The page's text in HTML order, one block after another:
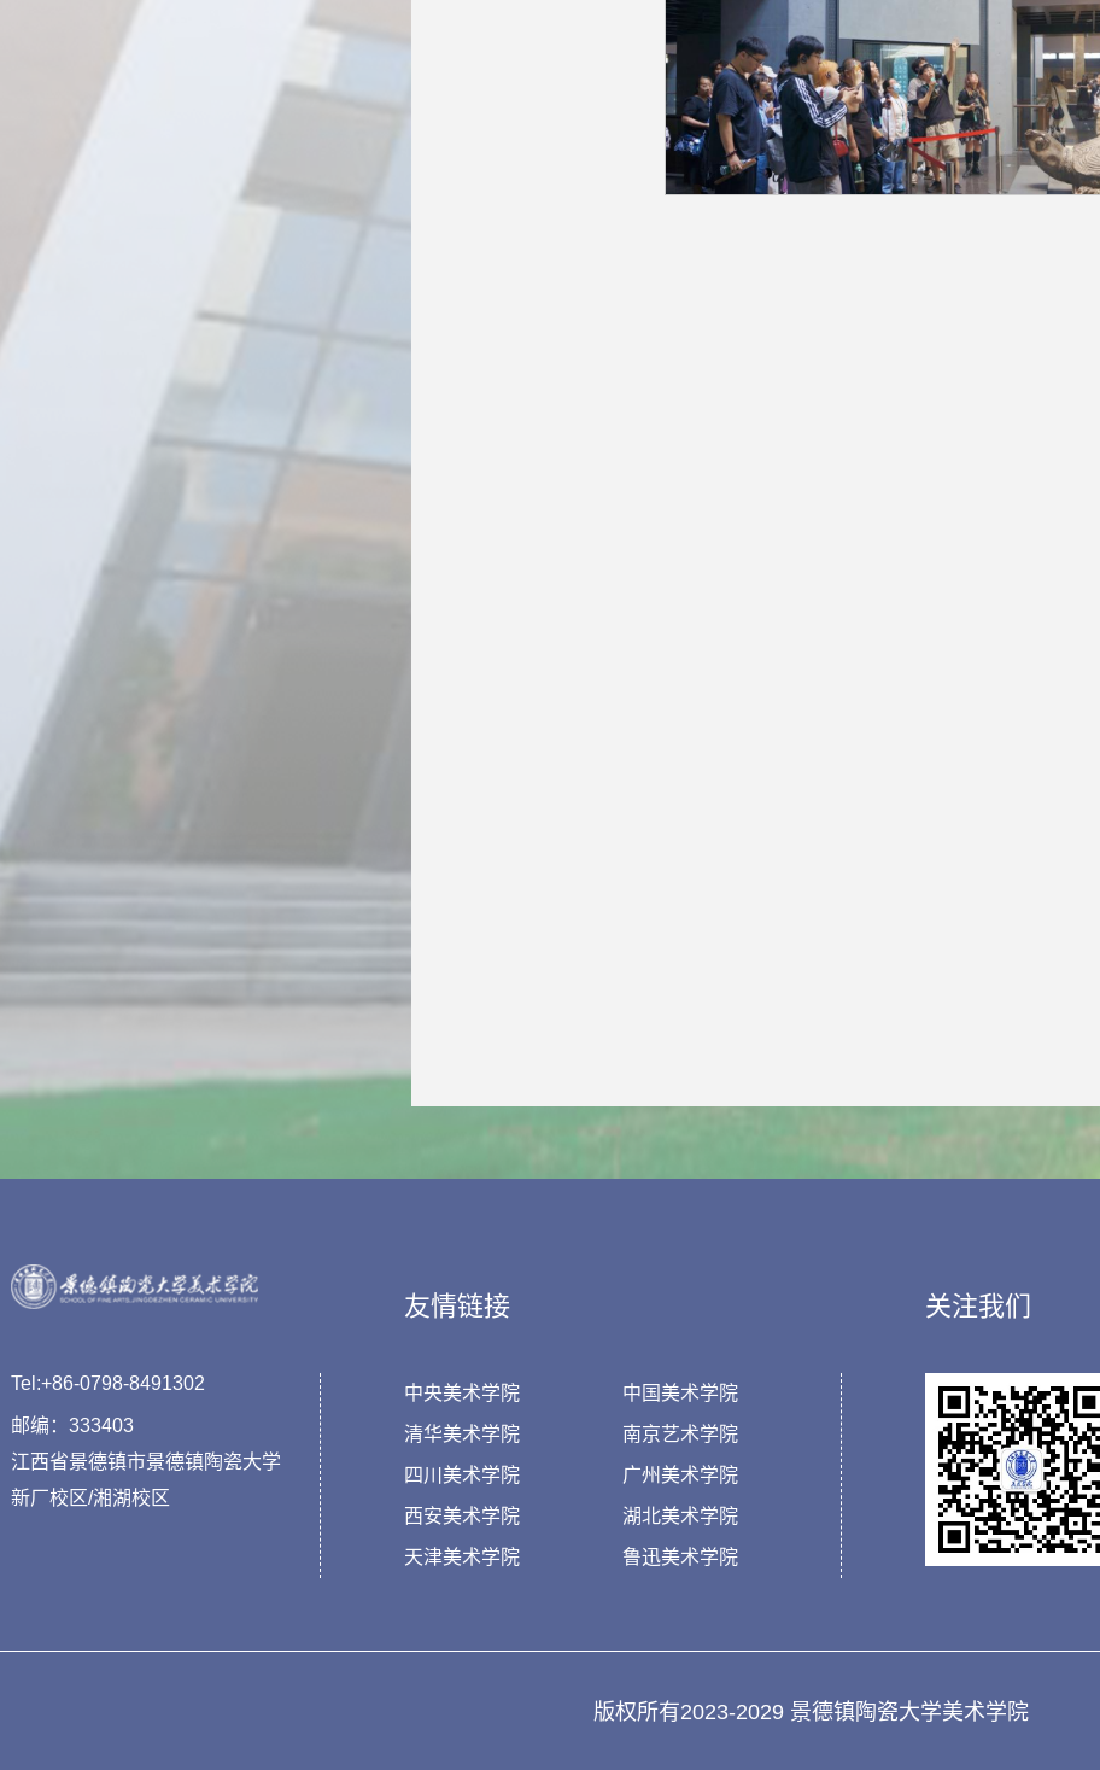
Tel:+86-0798-8491302
邮编：333403
江西省景德镇市景德镇陶瓷大学
新厂校区/湘湖校区
友情链接
中央美术学院
中国美术学院
清华美术学院
南京艺术学院
四川美术学院
广州美术学院
西安美术学院
湖北美术学院
天津美术学院
鲁迅美术学院
关注我们
版权所有2023-2029 景德镇陶瓷大学美术学院